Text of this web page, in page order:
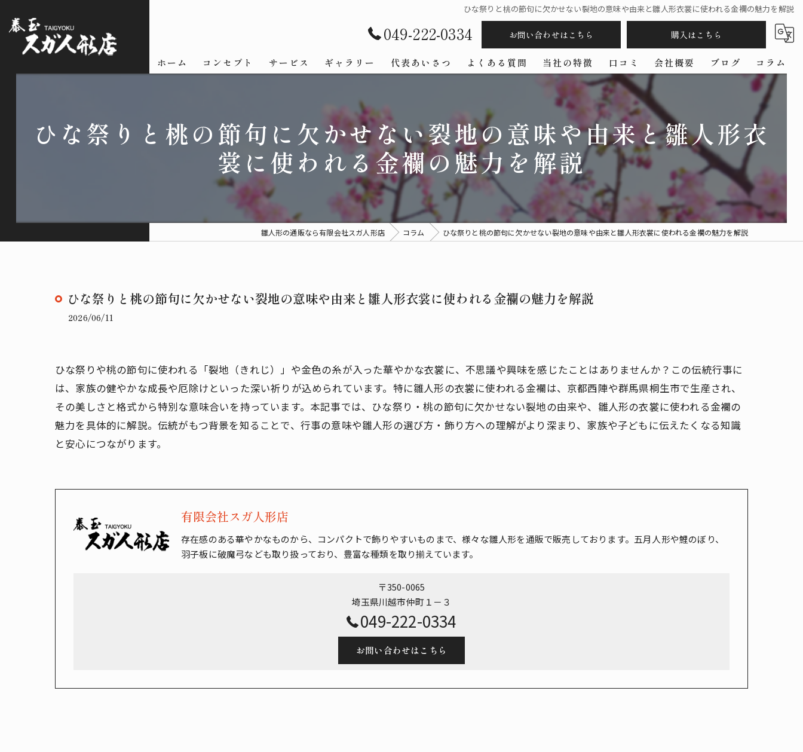
ひな祭りと桃の節句に欠かせない裂地の意味や由来と雛人形衣裳に使われる金襴の魅力を解説
049-222-0334 お問い合わせはこちら 購入はこちら
ホーム コンセプト サービス ギャラリー 代表あいさつ よくある質問 当社の特徴
五月人形
羽子板
コンパクト
ケース
口コミ 会社概要 ブログ コラム
ひな祭りと桃の節句に欠かせない裂地の意味や由来と雛人形衣
裳に使われる金襴の魅力を解説
雛人形の通販なら有限会社スガ人形店 コラム ひな祭りと桃の節句に欠かせない裂地の意味や由来と雛人形衣裳に使われる金襴の魅力を解説
ひな祭りと桃の節句に欠かせない裂地の意味や由来と雛人形衣裳に使われる金襴の魅力を解説
2026/06/11
ひな祭りや桃の節句に使われる「裂地（きれじ）」や金色の糸が入った華やかな衣裳に、不思議や興味を感じたことはありませんか？この伝統行事に
は、家族の健やかな成長や厄除けといった深い祈りが込められています。特に雛人形の衣裳に使われる金襴は、京都西陣や群馬県桐生市で生産され、
その美しさと格式から特別な意味合いを持っています。本記事では、ひな祭り・桃の節句に欠かせない裂地の由来や、雛人形の衣裳に使われる金襴の
魅力を具体的に解説。伝統がもつ背景を知ることで、行事の意味や雛人形の選び方・飾り方への理解がより深まり、家族や子どもに伝えたくなる知識
と安心につながります。
有限会社スガ人形店
存在感のある華やかなものから、コンパクトで飾りやすいものまで、様々な雛人形を通販で販売しております。五月人形や鯉のぼり、
羽子板に破魔弓なども取り扱っており、豊富な種類を取り揃えています。
〒350-0065
埼玉県川越市仲町１－３
049-222-0334
お問い合わせはこちら